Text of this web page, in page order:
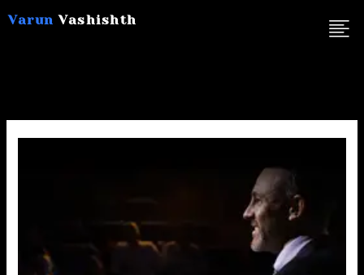
Varun Vashishth